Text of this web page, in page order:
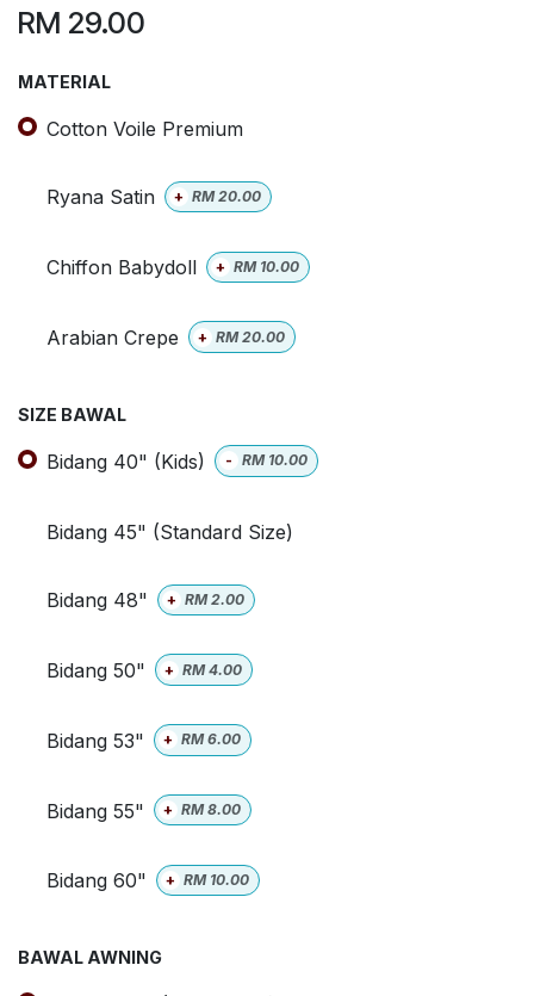
RM 29.00
MATERIAL
Cotton Voile Premium
Ryana Satin + RM20.00
Chiffon Babydoll + RM 10.00
Arabian Crepe + RM20.00
SIZE BAWAL
Bidang 40" (Kids) - RM 10.00
Bidang 45" (Standard Size)
Bidang 48" + RM2.00
Bidang 50" + RM4.00
Bidang 53" + RM6.00
Bidang 55" + RM8.00
Bidang 60" + RM 10.00
BAWAL AWNING